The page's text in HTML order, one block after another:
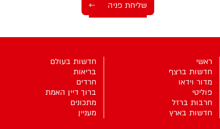
ראשי
חדשות ברצף
מדור וידאו
פוליטי
חרבות ברזל
חדשות בארץ
חדשות בעולם
בריאות
חרדים
ברוך דיין האמת
מתכונים
מעניין